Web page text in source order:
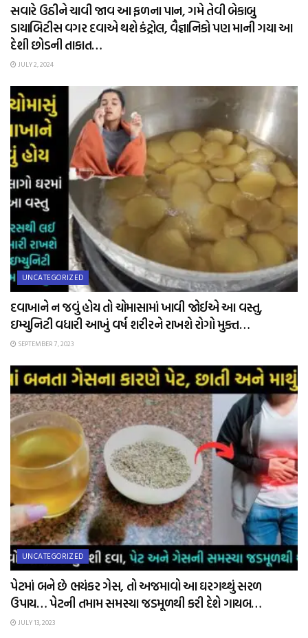
સવારે ઉઠીને ચાવી જાવ આ ફળના પાન, ગમે તેવી બેકાબુ
ડાયાબિટીસ વગર દવાએ થશે કંટ્રોલ, વૈજ્ઞાનિકો પણ માની ગયા આ
દેશી છોડની તાકાત…
JULY 2, 2024
UNCATEGORIZED
દવાખાને ન જવું હોય તો ચોમાસામાં ખાવી જોઈએ આ વસ્તુ,
ઇમ્યુનિટી વધારી આખું વર્ષ શરીરને રાખશે રોગો મુક્ત…
SEPTEMBER 7, 2023
UNCATEGORIZED
પેટમાં બને છે ભયંકર ગેસ, તો અજમાવો આ ઘરગથ્થું સરળ
ઉપાય… પેટની તમામ સમસ્યા જડમૂળથી કરી દેશે ગાયબ…
JULY 13, 2023